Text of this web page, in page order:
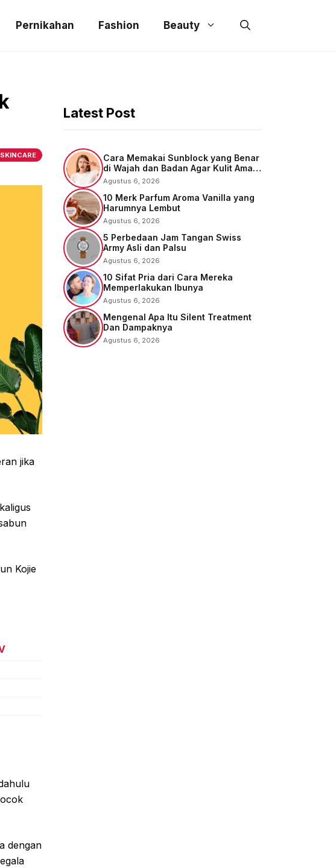
Pernikahan Fashion Beauty
SKINCARE
jika
Kojie
dengan
Latest Post
Cara Memakai Sunblock yang Benar
di Wajah dan Badan Agar Kulit Aman
dari UV
Agustus 6, 2026
10 Merk Parfum Aroma Vanilla yang
Harumnya Lembut
Agustus 6, 2026
5 Perbedaan Jam Tangan Swiss
Army Asli dan Palsu
Agustus 6, 2026
10 Sifat Pria dari Cara Mereka
Memperlakukan Ibunya
Agustus 6, 2026
Mengenal Apa Itu Silent Treatment
Dan Dampaknya
Agustus 6, 2026